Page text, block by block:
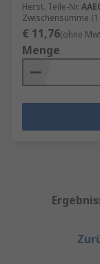
Herst. Teile-Nr.
Zwischensumme (1
€ 11,76(ohne
Menge